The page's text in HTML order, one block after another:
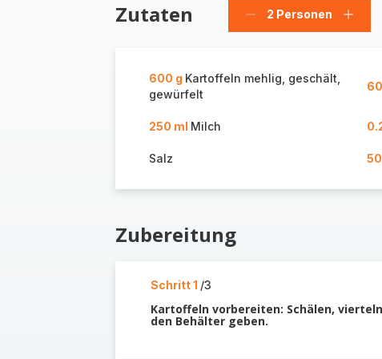
Zutaten
Personen
2 Personen
600 g Kartoffeln mehlig, geschält,
gewürfelt
250 ml Milch
Salz
Zubereitung
Schritt 1 /3
Kartoffeln vorbereiten: Schälen,
den Behälter geben.